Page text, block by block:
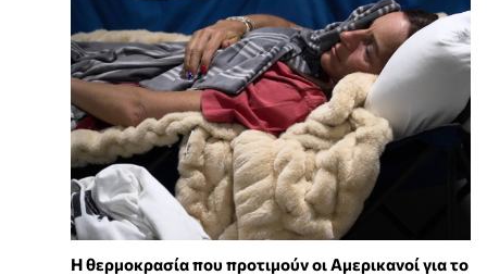
Η θερμοκρασία που προτιμούν οι Αμερικανοί για το